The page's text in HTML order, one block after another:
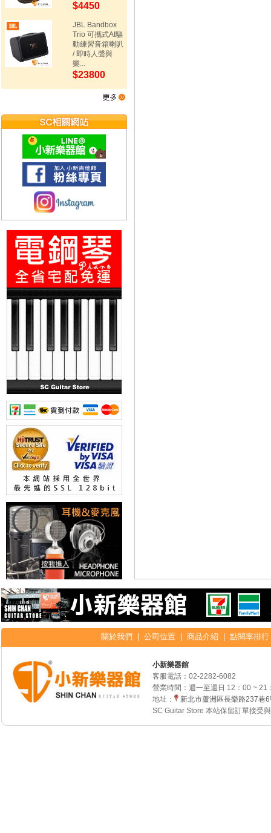
$4450
JBL Bandbox
Trio 可攜式AI驅
動練習音箱喇叭
/ 即時人聲與
樂...
$23800
關於我們 公司位置 商品介紹 點閱率排行
小新樂器館
客服電話： 02-2282-6082
營業時間：週一至週日 12：00 ~ 21
地址：
新北市蘆洲區長樂路237巷
SC Guitar Store 本站保留訂單接受